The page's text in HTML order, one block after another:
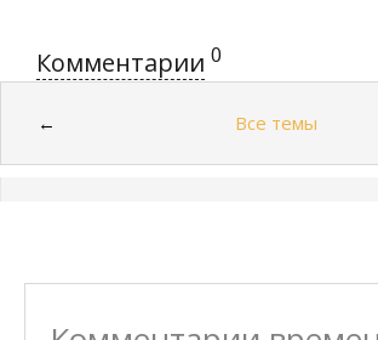
Комментарии 0
← Все темы